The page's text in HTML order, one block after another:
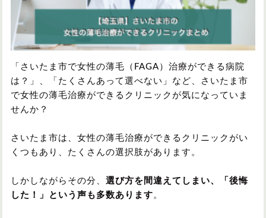
「さいたま市で女性の薄毛（FAGA）治療ができる病院
は？」、「たくさんあって選べない」など、さいたま市
で女性の薄毛治療ができるクリニックが気になっていま
せんか？
さいたま市は、女性の薄毛治療ができるクリニックがい
くつもあり、たくさんの選択肢があります。
しかしながらその分、 選び方を間違えてしまい、「後悔
した！」という声も多数あります 。
対策・アイテムから記事を探す
かつら・ヴィッグ シャンプー